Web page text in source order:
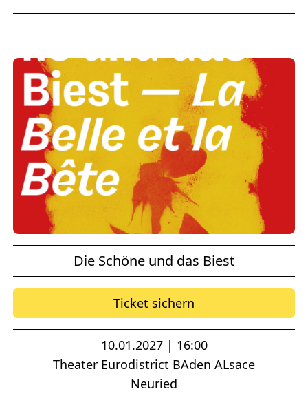
Die Schöne und das Biest
Ticket sichern
10.01.2027 | 16:00
Theater Eurodistrict BAden ALsace
Neuried